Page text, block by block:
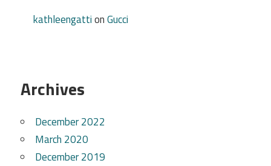
kathleengattionGucci
Archives
December 2022
March 2020
December 2019